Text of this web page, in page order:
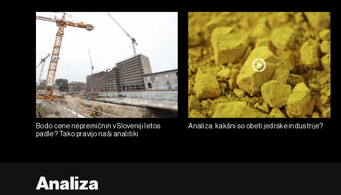
Bodo cene nepremičnin v Sloveniji letos
padle? Tako pravijo naši analitiki
Analiza: kakšni so obeti jedrske industrije?
Analiza